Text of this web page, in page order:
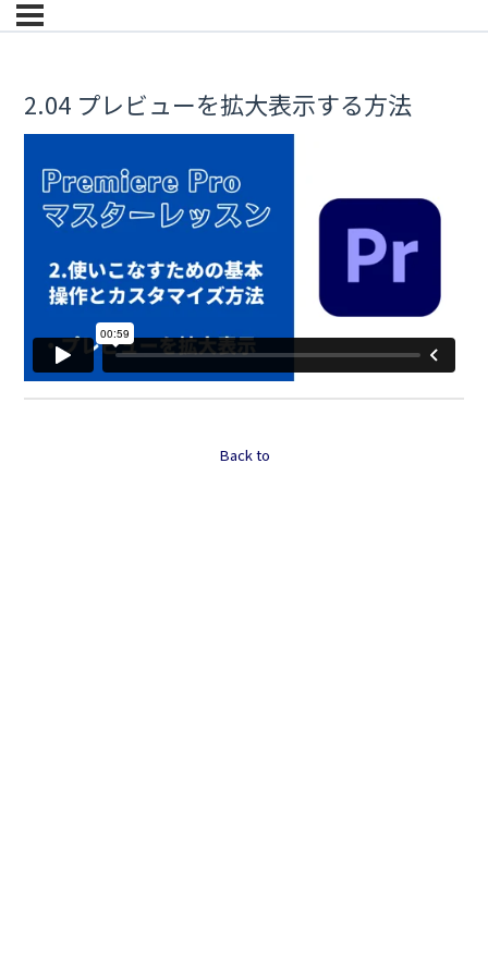
2.04 プレビューを拡大表示する方法
Back to